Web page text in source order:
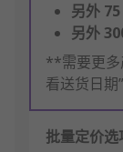
另外 75
另外
**需要更多
看送货日期
批量定价选